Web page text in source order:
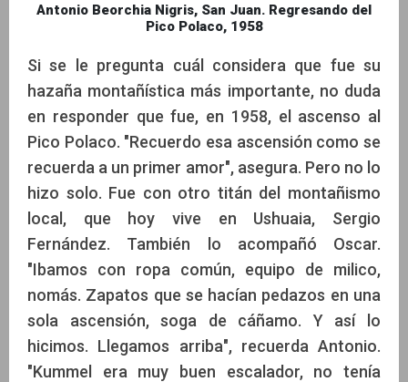
Antonio Beorchia Nigris, San Juan. Regresando del
Pico Polaco, 1958
Si se le pregunta cuál considera que fue su
hazaña montañística más importante, no duda
en responder que fue, en 1958, el ascenso al
Pico Polaco. "Recuerdo esa ascensión como se
recuerda a un primer amor", asegura. Pero no lo
hizo solo. Fue con otro titán del montañismo
local, que hoy vive en Ushuaia, Sergio
Fernández. También lo acompañó Oscar.
"Ibamos con ropa común, equipo de milico,
nomás. Zapatos que se hacían pedazos en una
sola ascensión, soga de cáñamo. Y así lo
hicimos. Llegamos arriba", recuerda Antonio.
"Kummel era muy buen escalador, no tenía